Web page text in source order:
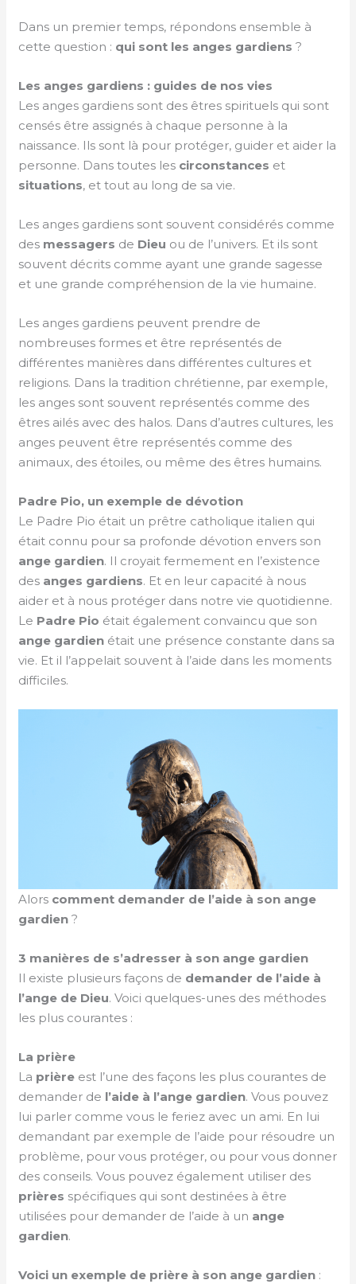
Dans un premier temps, répondons ensemble à
cette question : qui sont les anges gardiens ?
Les anges gardiens : guides de nos vies
Les anges gardiens sont des êtres spirituels qui sont
censés être assignés à chaque personne à la
naissance. Ils sont là pour protéger, guider et aider la
personne. Dans toutes les circonstances et
situations, et tout au long de sa vie.
Les anges gardiens sont souvent considérés comme
des messagers de Dieu ou de l’univers. Et ils sont
souvent décrits comme ayant une grande sagesse
et une grande compréhension de la vie humaine.
Les anges gardiens peuvent prendre de
nombreuses formes et être représentés de
différentes manières dans différentes cultures et
religions. Dans la tradition chrétienne, par exemple,
les anges sont souvent représentés comme des
êtres ailés avec des halos. Dans d’autres cultures, les
anges peuvent être représentés comme des
animaux, des étoiles, ou même des êtres humains.
Padre Pio, un exemple de dévotion
Le Padre Pio était un prêtre catholique italien qui
était connu pour sa profonde dévotion envers son
ange gardien. Il croyait fermement en l’existence
des anges gardiens. Et en leur capacité à nous
aider et à nous protéger dans notre vie quotidienne.
Le Padre Pio était également convaincu que son
ange gardien était une présence constante dans sa
vie. Et il l’appelait souvent à l’aide dans les moments
difficiles.
Alors comment demander de l’aide à son ange
gardien ?
3 manières de s’adresser à son ange gardien
Il existe plusieurs façons de demander de l’aide à
l’ange de Dieu. Voici quelques-unes des méthodes
les plus courantes :
La prière
La prière est l’une des façons les plus courantes de
demander de l’aide à l’ange gardien. Vous pouvez
lui parler comme vous le feriez avec un ami. En lui
demandant par exemple de l’aide pour résoudre un
problème, pour vous protéger, ou pour vous donner
des conseils. Vous pouvez également utiliser des
prières spécifiques qui sont destinées à être
utilisées pour demander de l’aide à un ange
gardien.
Voici un exemple de prière à son ange gardien :